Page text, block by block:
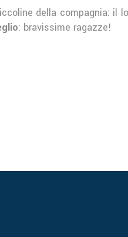
della compagnia: il
: bravissime ragazze!